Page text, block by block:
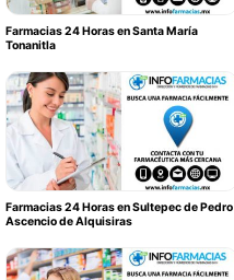
Farmacias 24 Horas en Santa María
Tonanitla
Farmacias 24 Horas en Sultepec de Pedro
Ascencio de Alquisiras